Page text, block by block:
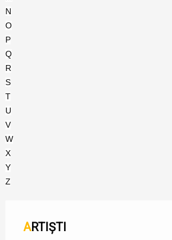
N
O
P
Q
R
S
T
U
V
W
X
Y
Z
ARTIȘTI